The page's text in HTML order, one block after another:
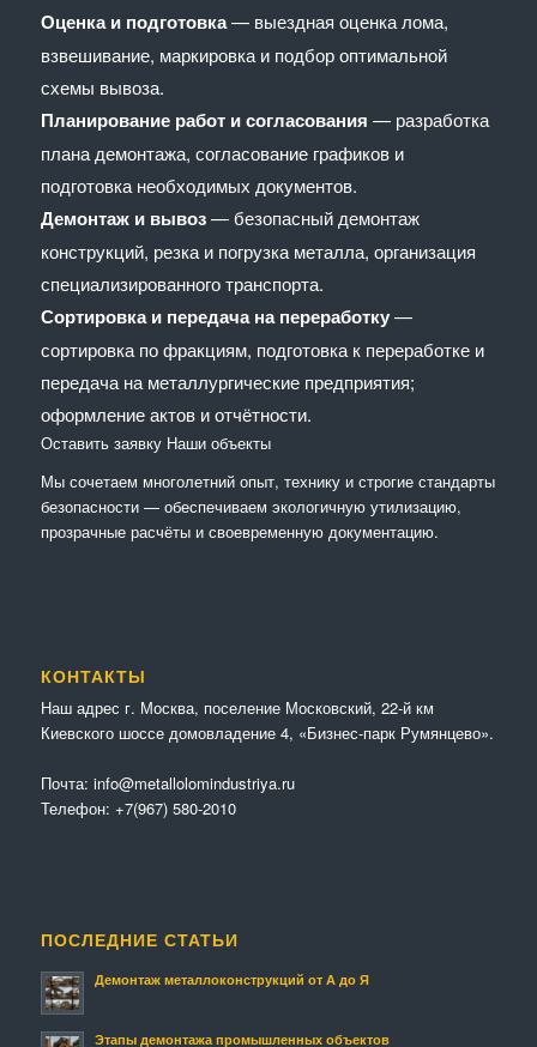
Оценка и подготовка— выездная оценка лома,
взвешивание, маркировка и подбор оптимальной
схемы вывоза.
Планирование работ и согласования — разработка
плана демонтажа, согласование графиков и
подготовка необходимых документов.
Демонтаж и вывоз— безопасный демонтаж
конструкций, резка и погрузка металла, организация
специализированного транспорта.
Сортировка и передача на переработку—
сортировка по фракциям, подготовка к переработке и
передача на металлургические предприятия;
оформление актов и отчётности.
Оставить заявку Наши объекты
Мы сочетaем многолетний опыт, технику и строгие стандарты
безопасности — обеспечиваем экологичную утилизацию,
прозрачные расчёты и своевременную документацию.
КОНТАКТЫ
Наш адрес г. Москва, поселение Московский, 22-й км
Киевского шоссе домовладение 4, «Бизнес-парк Румянцево».
Почта: info@metallolomindustriya.ru
Телефон: +7(967) 580-2010
ПОСЛЕДНИЕ СТАТЬИ
Демонтаж металлоконструкций от А до Я
Этапы демонтажа промышленных объектов